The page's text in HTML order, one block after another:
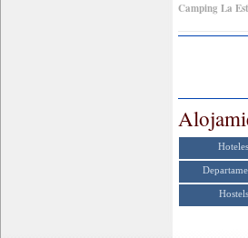
Camping La
Hoteles
Hostels